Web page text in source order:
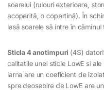
soarelui (rulouri exterioare,
acoperită, o copertină). În
lasă soarele să intre în
Sticla 4 anotimpuri (4S)
calitatile unei sticle LowE si
iarna are un coeficient de
spre deosebire de LowE are